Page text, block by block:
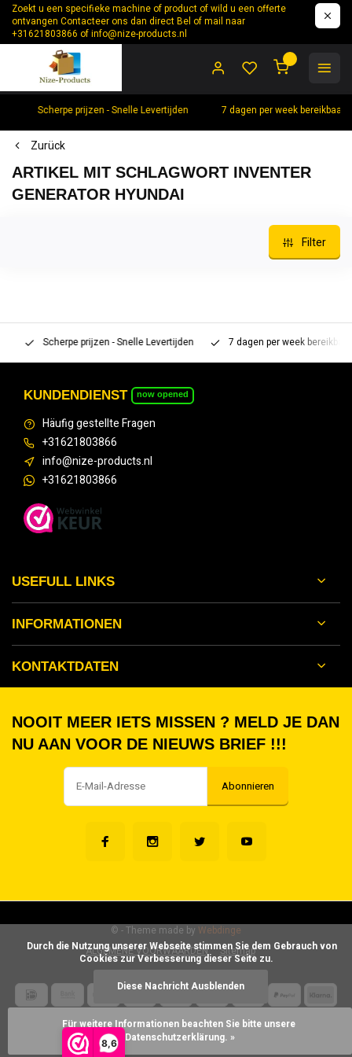
8,6
Zoekt u een specifieke machine of product of wild u een offerte
ontvangen Contacteer ons dan direct Bel of mail naar
+31621803866 ofinfo@nize-products.nl
Scherpe prijzen - Snelle Levertijden 7 dagen per week bereikbaar
Zurück
ARTIKEL MIT SCHLAGWORT INVENTER
GENERATOR HYUNDAI
Filter
Scherpe prijzen - Snelle Levertijden 7 dagen per week bereikbaar
KUNDENDIENST now opened
Häufig gestellte Fragen
+31621803866
info@nize-products.nl
+31621803866
USEFULL LINKS
INFORMATIONEN
KONTAKTDATEN
NOOIT MEER IETS MISSEN ? MELD JE DAN
NU AAN VOOR DE NIEUWS BRIEF !!!
Abonnieren
ALGEMENE VOORWAARDEN Sitemap
© - Theme made by Webdinge
Cookies zur Verbesserung dieser Seite zu.
Diese Nachricht Ausblenden
Für weitere Informationen beachten Sie bitte unsere
Datenschutzerklärung. »